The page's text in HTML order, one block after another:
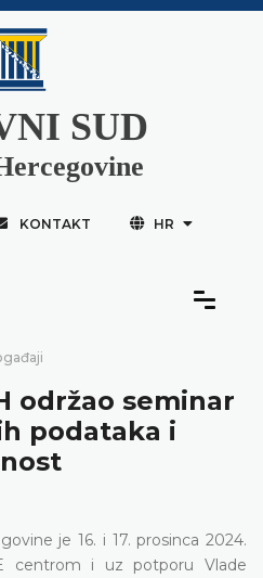
SUD
KONTAKT HR
održao seminar
podataka i
je 16. i 17. prosinca 2024.
centrom i uz potporu Vlade